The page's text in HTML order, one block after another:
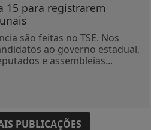
15 para registrarem
são feitas no TSE. Nos
ao governo estadual,
e assembleias...
PUBLICAÇÕES